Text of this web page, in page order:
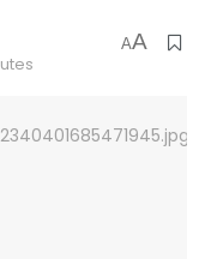
AA